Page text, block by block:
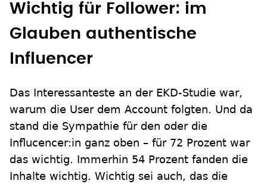
Wichtig für Follower: im
Glauben authentische
Influencer
Das Interessanteste an der EKD-Studie war,
warum die User dem Account folgten. Und da
stand die Sympathie für den oder die
Influcencer:in ganz oben – für 72 Prozent war
das wichtig. Immerhin 54 Prozent fanden die
Inhalte wichtig. Wichtig sei auch, das die